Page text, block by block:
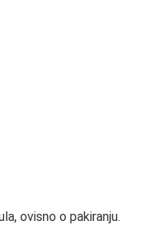
ovisno o pakiranju.